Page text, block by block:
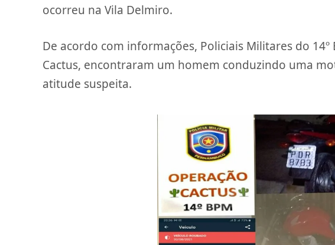
ocorreu na Vila Delmiro.
De acordo com informações, Policiais Militares do
Cactus, encontraram um homem conduzindo uma
atitude suspeita.